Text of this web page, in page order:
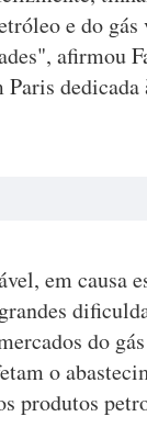
e do
afirmou
dedicada
em causa
do
o
produtos